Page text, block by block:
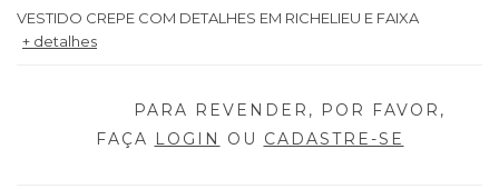
VESTIDO CREPE COM DETALHES EM RICHELIEU E FAIXA
+ detalhes
FAÇA LOGIN OU CADASTRE-SE